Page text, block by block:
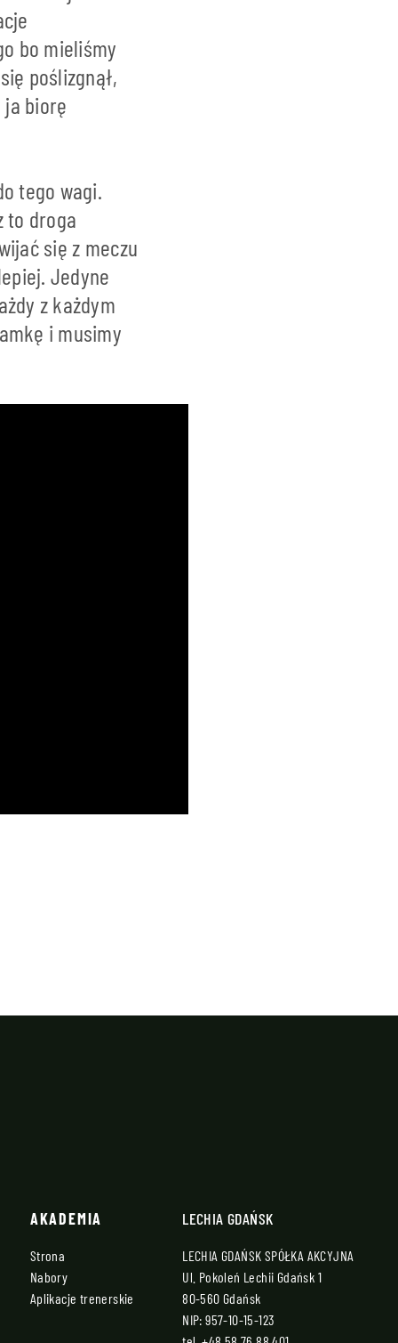
bo mieliśmy
poślizgnął,
ja biorę
tego wagi.
to droga
się z meczu
Jedyne
z każdym
i musimy
AKADEMIA
Strona
Nabory
Aplikacje trenerskie
LECHIA GDAŃSK
LECHIA GDAŃSK SPÓŁKA AKCYJNA
Ul. Pokoleń Lechii Gdańsk 1
80-560 Gdańsk
NIP: 957-10-15-123